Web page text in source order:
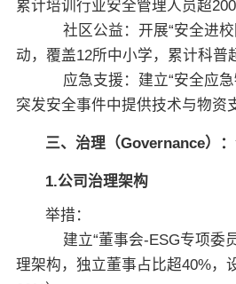
累计培训行业安全管理人员超
社区公益：开展“安全进校
动，覆盖12所中小学，累计科普
应急支援：建立“安全应
突发安全事件中提供技术与物资
三、治理（Governance）
1.公司治理架构
举措：
建立“董事会-ESG专项委
理架构，独立董事占比超40%，